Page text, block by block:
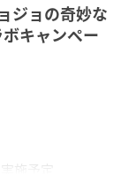
ジョの奇妙な
キャンペー
施予定